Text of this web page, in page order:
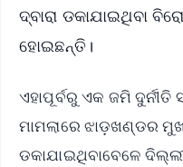
ଦ୍ବାରା ଡକାଯାଇଥିବା
ହୋଇଛନ୍ତି।
ଏହାପୂର୍ବରୁ ଏକ ଜମି
ମାମଲାରେ ଝାଡ଼ଖଣ୍ଡର
ଡକାଯାଇଥିବାବେଳେ